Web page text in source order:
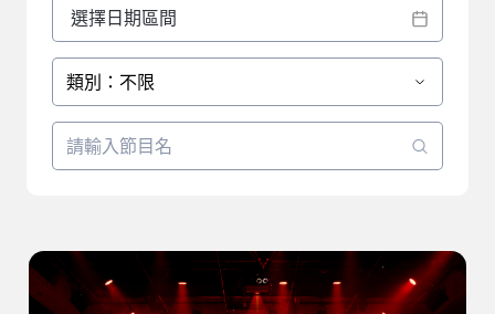
類別：不限
科技作為 Gaya 的化身：自《遊林驚夢：巧遇 Hagay》反
思未來主義